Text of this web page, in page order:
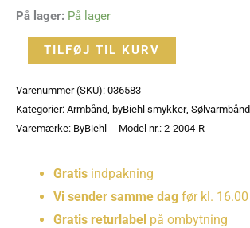
På lager: På lager
antal
TILFØJ TIL KURV
Varenummer (SKU): 036583
Kategorier: Armbånd byBiehl smykker, Sølvarmbånd
Varemærke: ByBiehl Model nr.: 2-2004-R
Gratis indpakning
Vi sender samme dag før kl. 16.00
Gratis returlabel på ombytning